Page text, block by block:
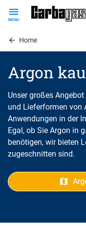
contentHome
Argon
Unser großes
und Lieferformen von
Anwendungen in der
Egal, ob Sie Argon in
benötigen, wir bieten
zugeschnitten sind.